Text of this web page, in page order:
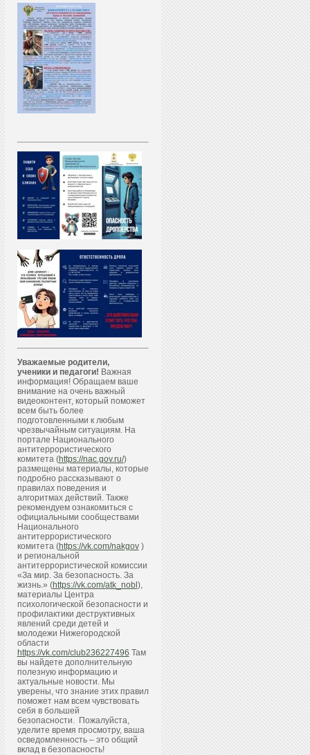
Уважаемые родители,
ученики и педагоги! Важная
информация! Обращаем ваше
внимание на очень важный
видеоконтент, который поможет
всем быть более
подготовленными к любым
чрезвычайным ситуациям. На
портале Национального
антитеррористического
комитета (https://nac.gov.ru/)
размещены материалы, которые
подробно рассказывают о
правилах поведения и
алгоритмах действий. Также
рекомендуем ознакомиться с
официальными сообществами
Национального
антитеррористического
комитета (https://vk.com/nakgov)
и региональной
антитеррористической комиссии
«За мир. За безопасность. За
жизнь.» (https://vk.com/atk_nobl ),
материалы Центра
психологической безопасности и
профилактики деструктивных
явлений среди детей и
молодежи Нижегородской
области
https://vk.com/club236227496 Там
вы найдете дополнительную
полезную информацию и
актуальные новости. Мы
уверены, что знание этих правил
поможет нам всем чувствовать
себя в большей
безопасности. Пожалуйста,
уделите время просмотру, ваша
осведомленность – это общий
вклад в безопасность!